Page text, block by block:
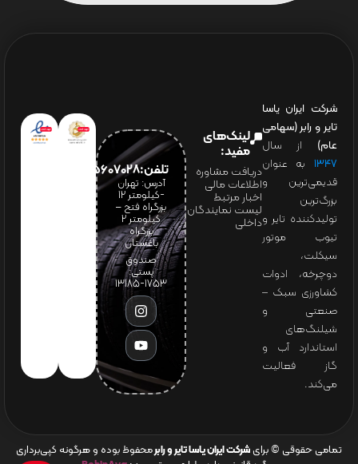
شرکت ایران یاسا
تایر و رابر (سهامی
عام) از سال
۱۳۴۷ به عنوان
قدیمی‌ترین و
بزرگ‌ترین
تولیدکننده تایر و
تیوب موتور
سیکلت،
دوچرخه، ادوات
کشاورزی سبک –
صنعتی و
شیلنگ‌های
استاندارد آب و
گاز فعالیت
می‌کند.
لینک‌های
مفید:
دریافت مشاوره
اطلاعات مالی
اخبار مرتبط
لیست نمایندگان
داخلی
تلفن:65607028(021)
آدرس: تهران
-کیلومتر 12
بزرگراه فتح –
کیلومتر ۲
بزرگراه
باغستان
صندوق
پستی:
1753-13185
تمامی حقوقی © برای شرکت ایران یاسا تایر و رابرمحفوظ بوده و هرگونه کپی‌برداری